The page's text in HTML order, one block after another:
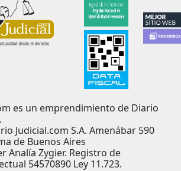
es un emprendimiento de Diario
Judicial.com S.A. Amenábar 590
de Buenos Aires
Analía Zygier. Registro de
54570890 Ley 11.723.